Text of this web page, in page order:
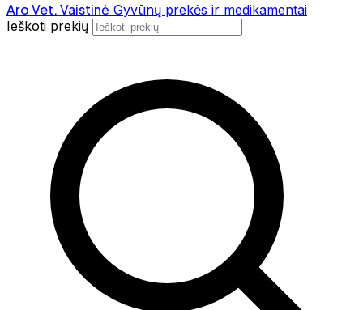
Aro Vet. Vaistinė Gyvūnų prekės ir medikamentai
Ieškoti prekių